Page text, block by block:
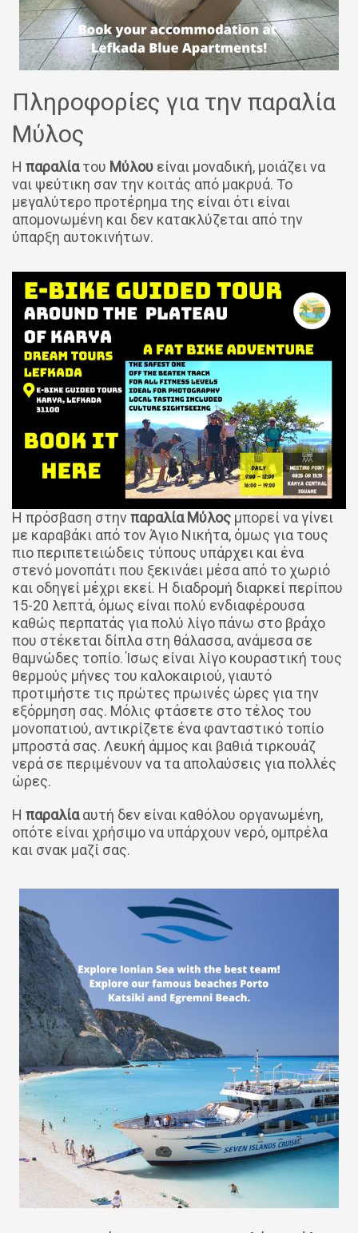
Πληροφορίες για την παραλία
Μύλος
Η παραλίατου Μύλου είναι μοναδική, μοιάζει να
ναι ψεύτικη σαν την κοιτάς από μακρυά. Το
μεγαλύτερο προτέρημα της είναι ότι είναι
απομονωμένη και δεν κατακλύζεται από την
ύπαρξη αυτοκινήτων.
Η πρόσβαση στηνπαραλία Μύλος μπορεί να γίνει
με καραβάκι από τον Άγιο Νικήτα, όμως για τους
πιο περιπετειώδεις τύπους υπάρχει και ένα
στενό μονοπάτι που ξεκινάει μέσα από το χωριό
και οδηγεί μέχρι εκεί. Η διαδρομή διαρκεί περίπου
15-20 λεπτά, όμως είναι πολύ ενδιαφέρουσα
καθώς περπατάς για πολύ λίγο πάνω στο βράχο
που στέκεται δίπλα στη θάλασσα, ανάμεσα σε
θαμνώδες τοπίο. Ίσως είναι λίγο κουραστική τους
θερμούς μήνες του καλοκαιριού, γιαυτό
προτιμήστε τις πρώτες πρωινές ώρες για την
εξόρμηση σας. Μόλις φτάσετε στο τέλος του
μονοπατιού, αντικρίζετε ένα φανταστικό τοπίο
μπροστά σας. Λευκή άμμος και βαθιά τιρκουάζ
νερά σε περιμένουν να τα απολαύσεις για πολλές
ώρες.
Η παραλίααυτή δεν είναι καθόλου οργανωμένη,
οπότε είναι χρήσιμο να υπάρχουν νερό, ομπρέλα
και σνακ μαζί σας.